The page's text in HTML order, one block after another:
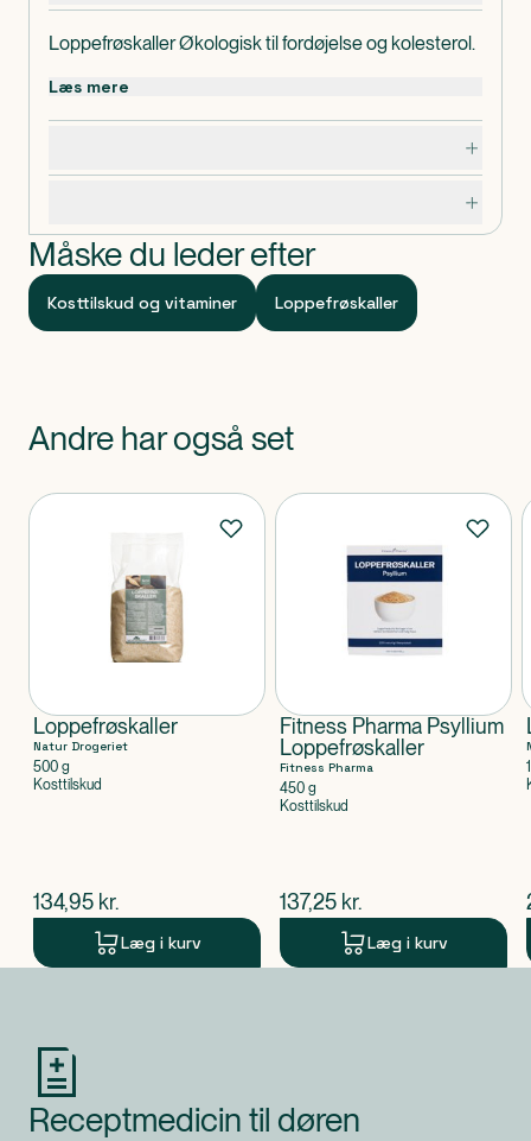
Loppefrøskaller Økologisk til fordøjelse og kolesterol.
Læs mere
Måske du leder efter
Kosttilskud og vitaminer Loppefrøskaller
Andre har også set
Produkter
Loppefrøskaller
Natur Drogeriet
500 g
Kosttilskud
$nuværende pris
134,95 kr.
Læg i kurv
Fitness Pharma Psyllium
Loppefrøskaller
Fitness Pharma
450 g
Kosttilskud
$nuværende pris
137,25 kr.
Læg i kurv
Receptmedicin til døren